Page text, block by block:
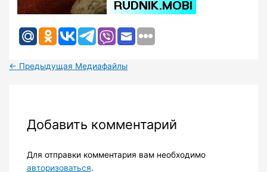
← Предыдущая Медиафайлы
Добавить комментарий
Для отправки комментария вам необходимо
авторизоваться.